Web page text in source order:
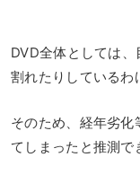
DVD全体としては
割れたりしているわ
そのため、経年劣化
てしまったと推測で